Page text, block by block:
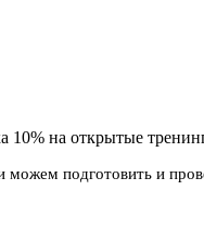
10% на открытые
подготовить и